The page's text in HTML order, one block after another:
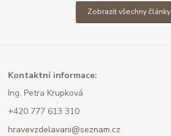
Zobrazit všechny články
Kontaktní informace:
Ing. Petra Krupková
+420 777 613 310
hravevzdelavani@seznam.cz